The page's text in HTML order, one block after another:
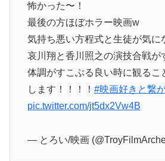
怖かった〜！
最後の方ほぼホラー映画w
気持ち悪い方程式と生徒が気に
哀川翔と香川照之の演技合戦が
体調がすこぶる良い時に観るこ
します！！！！ #映画好きと繋
pic.twitter.com/jt5dx2Vw4B
— とろい/映画